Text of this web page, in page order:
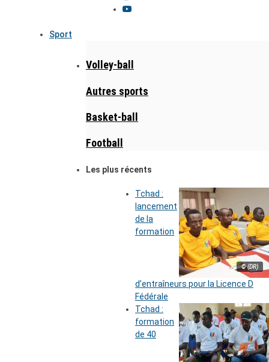
Sport
Volley-ball
Autres sports
Basket-ball
Football
Les plus récents
© (DR)
Tchad :
lancement
de la
formation
d’entraîneurs pour la Licence D
Fédérale
Tchad :
formation
de 40